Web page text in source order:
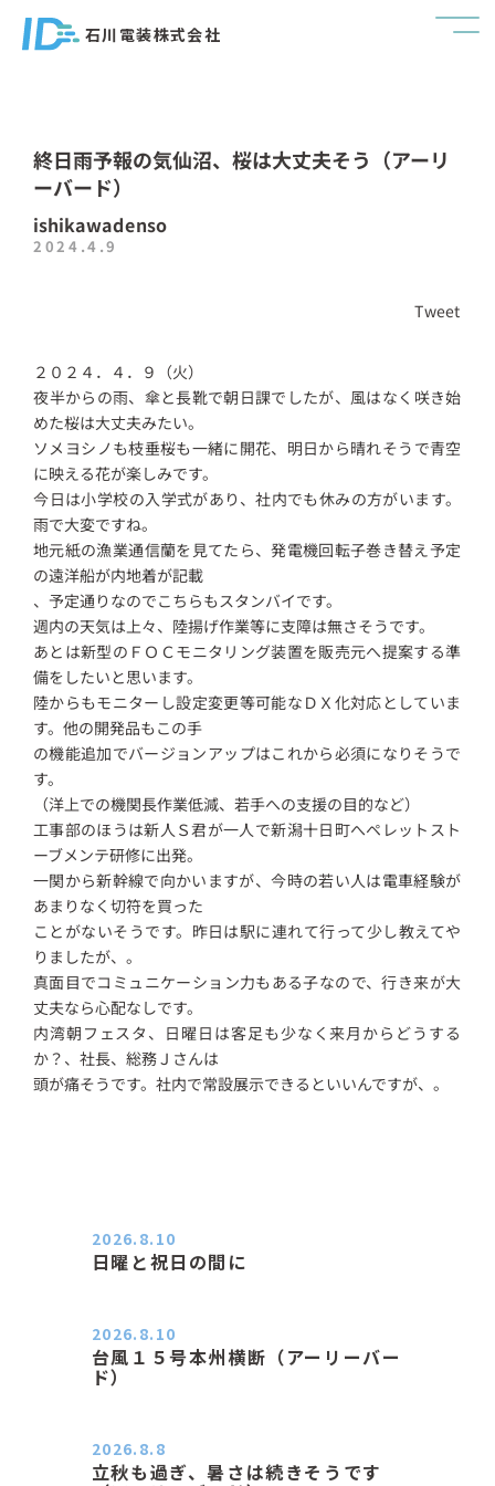
石川電装株式会社
終日雨予報の気仙沼、桜は大丈夫そう（アーリ
ーバード）
ishikawadenso
2024.4.9
Tweet
２０２４．４．９（火）
夜半からの雨、傘と長靴で朝日課でしたが、風はなく咲き始
めた桜は大丈夫みたい。
ソメヨシノも枝垂桜も一緒に開花、明日から晴れそうで青空
に映える花が楽しみです。
今日は小学校の入学式があり、社内でも休みの方がいます。
雨で大変ですね。
地元紙の漁業通信蘭を見てたら、発電機回転子巻き替え予定
の遠洋船が内地着が記載
、予定通りなのでこちらもスタンバイです。
週内の天気は上々、陸揚げ作業等に支障は無さそうです。
あとは新型のＦＯＣモニタリング装置を販売元へ提案する準
備をしたいと思います。
陸からもモニターし設定変更等可能なＤＸ化対応としていま
す。他の開発品もこの手
の機能追加でバージョンアップはこれから必須になりそうで
す。
（洋上での機関長作業低減、若手への支援の目的など）
工事部のほうは新人Ｓ君が一人で新潟十日町へペレットスト
ーブメンテ研修に出発。
一関から新幹線で向かいますが、今時の若い人は電車経験が
あまりなく切符を買った
ことがないそうです。昨日は駅に連れて行って少し教えてや
りましたが、。
真面目でコミュニケーション力もある子なので、行き来が大
丈夫なら心配なしです。
内湾朝フェスタ、日曜日は客足も少なく来月からどうする
か？、社長、総務Ｊさんは
頭が痛そうです。社内で常設展示できるといいんですが、。
日曜と祝日の間に
2026.8.10
台風１５号本州横断（アーリーバー
ド）
2026.8.10
立秋も過ぎ、暑さは続きそうです
2026.8.8